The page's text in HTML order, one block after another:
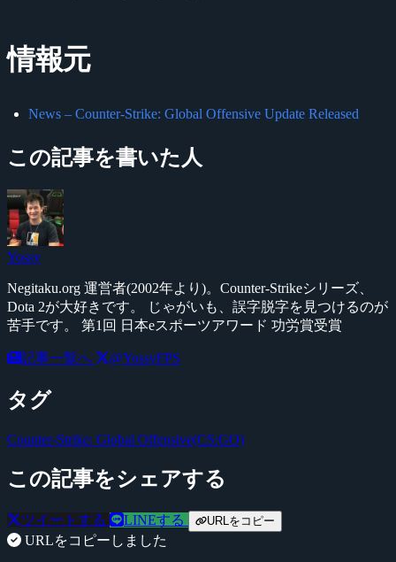
情報元
News – Counter-Strike: Global Offensive Update Released
この記事を書いた人
Yossy
Negitaku.org 運営者(2002年より)。Counter-Strikeシリーズ、
Dota 2が大好きです。 じゃがいも、誤字脱字を見つけるのが
苦手です。 第1回 日本eスポーツアワード 功労賞受賞
記事一覧へ @YossyFPS
タグ
Counter-Strike: Global Offensive(CS:GO)
この記事をシェアする
ツイートする LINEする URLをコピー
URLをコピーしました